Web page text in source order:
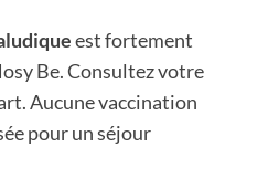
est fortement
Be. Consultez votre
Aucune vaccination
pour un séjour